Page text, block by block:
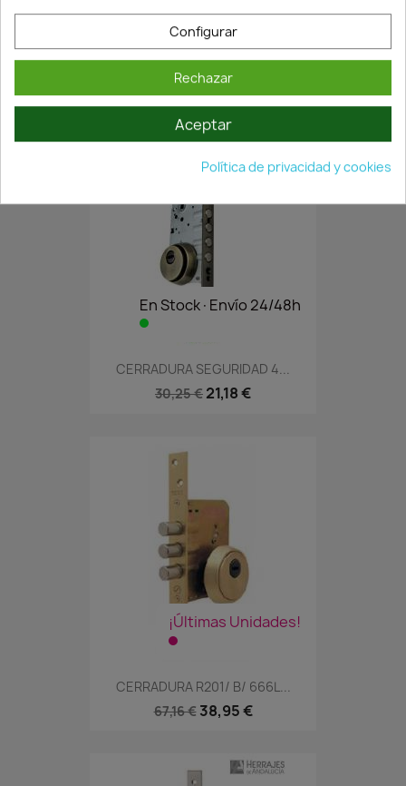
CERRADURA 2015/60. HIERRO...
16,25 €14,63 €
En Stock·Envío 24/48h
CERRADURA SEGURIDAD 4...
30,25 € 21,18 €
¡Últimas Unidades!
CERRADURA R201/ B/ 666L...
67,16 € 38,95 €
Configurar
Rechazar
Aceptar
Política de privacidad y cookies